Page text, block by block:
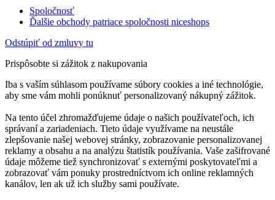
Spoločnosť
Ďalšie obchody patriace spoločnosti niceshops
Odstúpiť od zmluvy tu
Prispôsobte si zážitok z nakupovania
Iba s vaším súhlasom používame súbory cookies a iné technológie,
aby sme vám mohli ponúknuť personalizovaný nákupný zážitok.
Na tento účel zhromažďujeme údaje o našich používateľoch, ich
správaní a zariadeniach. Tieto údaje využívame na neustále
zlepšovanie našej webovej stránky, zobrazovanie personalizovanej
reklamy a obsahu a na analýzu štatistík používania. Vaše zašifrované
údaje môžeme tiež synchronizovať s externými poskytovateľmi a
zobrazovať vám ponuky prostredníctvom ich online reklamných
kanálov, len ak už ich služby sami používate.